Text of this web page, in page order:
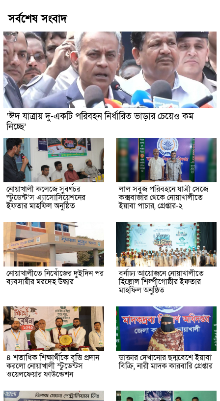
সর্বশেষ সংবাদ
‘ঈদ যাত্রায় দু-একটি পরিবহন নির্ধারিত ভাড়ার চেয়েও কম
নিচ্ছে’
নোয়াখালী কলেজে সুবর্ণচর
স্টুডেন্ট’স এ্যাসোসিয়েশনের
ইফতার মাহফিল অনুষ্ঠিত
লাল সবুজ পরিবহনে যাত্রী সেজে
কক্সবাজার থেকে নোয়াখালীতে
ইয়াবা পাচার, গ্রেপ্তার-২
নোয়াখালীতে নিখোঁজের দুইদিন পর
ব্যবসায়ীর মরদেহ উদ্ধার
বর্নাঢ্য আয়োজনে নোয়াখালীতে
হিল্লোল শিল্পীগোষ্ঠীর ইফতার
মাহফিল অনুষ্ঠিত
৪ শতাধিক শিক্ষার্থীকে বৃত্তি প্রদান
করলো নোয়াখালী স্টুডেন্টস
ওয়েলফেয়ার ফাউন্ডেশন
ডাক্তার দেখানোর ছদ্মবেশে ইয়াবা
বিক্রি, নারী মাদক কারবারি গ্রেপ্তার